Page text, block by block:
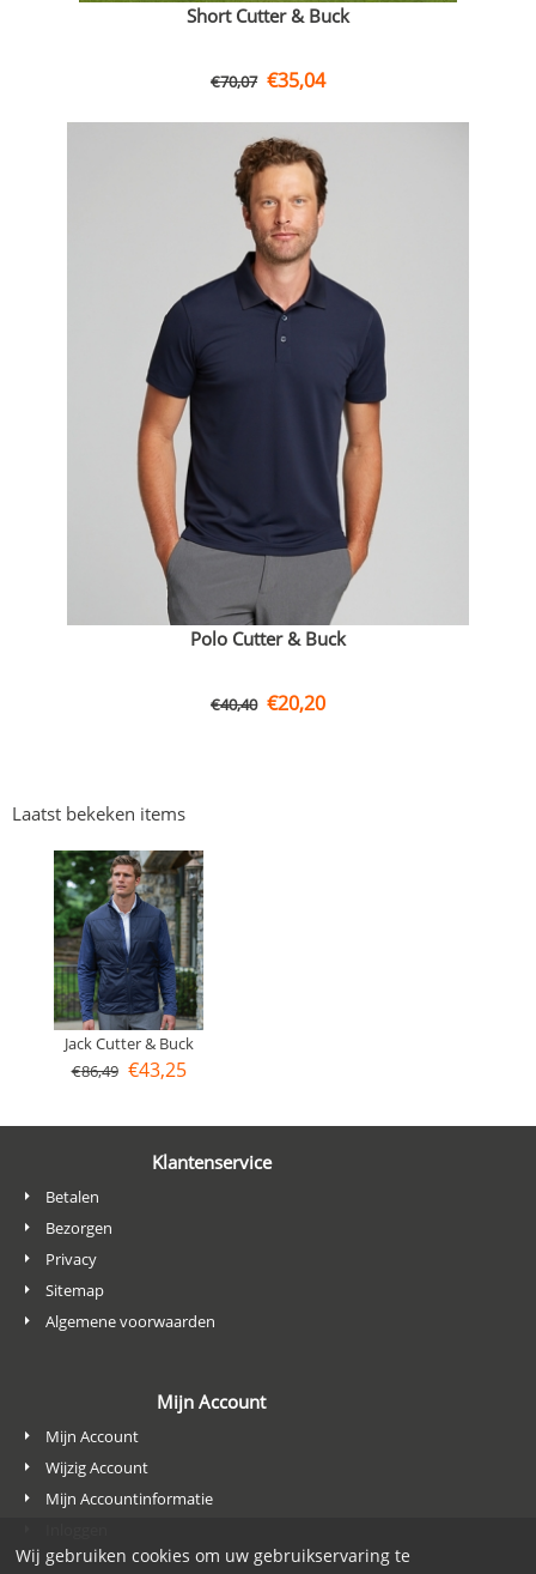
Short Cutter & Buck
€70,07 €35,04
Polo Cutter & Buck
€40,40 €20,20
Laatst bekeken items
Jack Cutter & Buck
€86,49 €43,25
Klantenservice
Betalen
Bezorgen
Privacy
Sitemap
Algemene voorwaarden
Mijn Account
Mijn Account
Wijzig Account
Mijn Accountinformatie
Wij gebruiken cookies om uw gebruikservaring te